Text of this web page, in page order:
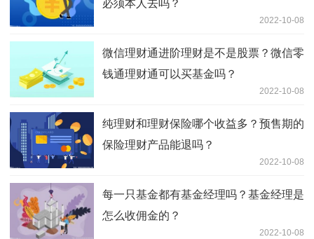
必须本人去吗？
2022-10-08
微信理财通进阶理财是不是股票？微信零
钱通理财通可以买基金吗？
2022-10-08
纯理财和理财保险哪个收益多？预售期的
保险理财产品能退吗？
2022-10-08
每一只基金都有基金经理吗？基金经理是
怎么收佣金的？
2022-10-08